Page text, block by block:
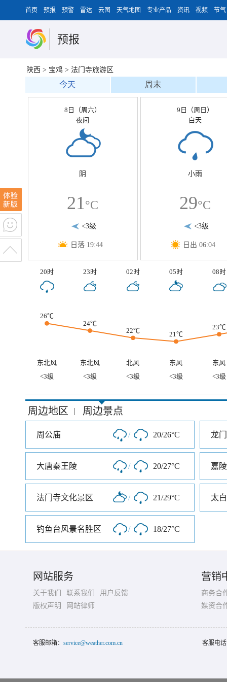
首页 预报 预警 雷达 云图 天气地图 专业产品 资讯 视频 节气
预报
陕西 > 宝鸡 > 法门寺旅游区
今天 周末
8日（周六）
夜间
阴
21°C
<3级
日落 19:44
9日（周日）
白天
小雨
29°C
<3级
日出 06:04
20时 23时 02时 05时 08时
26℃
24℃
22℃
21℃
23℃
东北风 东北风 北风 东风
东风
<3级
<3级 <3级 <3级 <3级
周边地区 | 周边景点
周公庙 / 20/26°C 龙
大唐秦王陵 / 20/27°C 嘉
法门寺文化景区 / 21/29°C 太
钓鱼台风景名胜区 / 18/27°C
网站服务
关于我们 联系我们
用户反馈
版权声明
网站律师
营销
商务合
媒资合
客服邮箱： service@weather.com.cn 客服电